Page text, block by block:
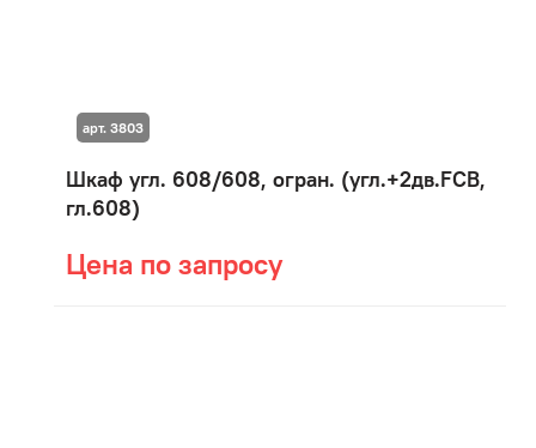
Шкаф угл. 608/608, огран. (угл.+2дв.FCB,
гл.608)
Цена по запросу
арт. 3803